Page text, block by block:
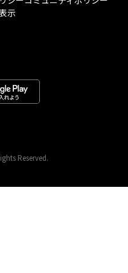
示
Reserved.